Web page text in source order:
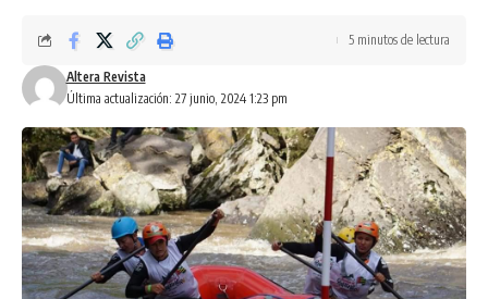
Última actualización: 27 junio, 2024 1:23 pm
Altera Revista
5 minutos de lectura